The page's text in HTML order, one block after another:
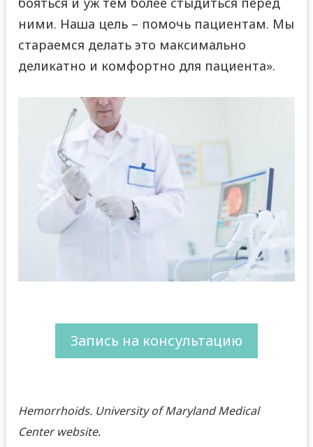
ними. Наша цель – помочь пациентам. Мы
стараемся делать это максимально
деликатно и комфортно для пациента».
Запись на консультацию
Hemorrhoids. University of Maryland Medical
Center website.